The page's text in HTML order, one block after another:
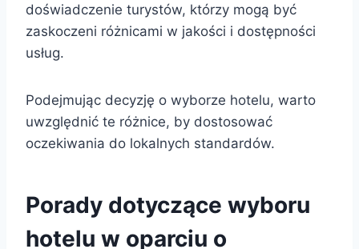
doświadczenie turystów, którzy mogą być
zaskoczeni różnicami w jakości i dostępności
usług.
Podejmując decyzję o wyborze hotelu, warto
uwzględnić te różnice, by dostosować
oczekiwania do lokalnych standardów.
Porady dotyczące wyboru
hotelu w oparciu o